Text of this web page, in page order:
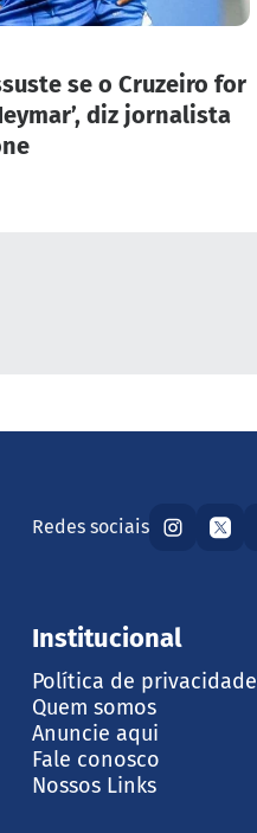
se o Cruzeiro for
diz jornalista
Redes sociais
Institucional
Política de privacidade
Quem somos
Anuncie aqui
Fale conosco
Nossos Links